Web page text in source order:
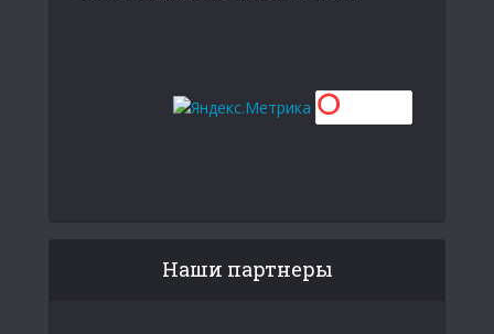
Наши партнеры